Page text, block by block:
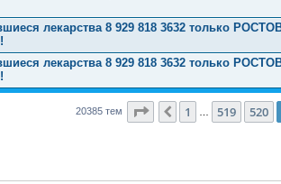
лекарства 8 929 818 3632 только
лекарства 8 929 818 3632 только
20385 тем Страница 521из 816
Пред.
1 519 520